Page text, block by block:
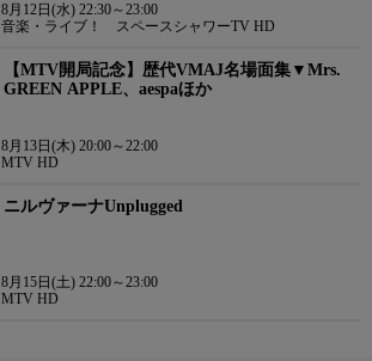
8月12日(水) 22:30～23:00
音楽・ライブ！ スペースシャワーTV HD
【MTV開局記念】歴代VMAJ名場面集▼Mrs.
GREEN APPLE、aespaほか
8月13日(木) 20:00～22:00
MTV HD
ニルヴァーナUnplugged
8月15日(土) 22:00～23:00
MTV HD